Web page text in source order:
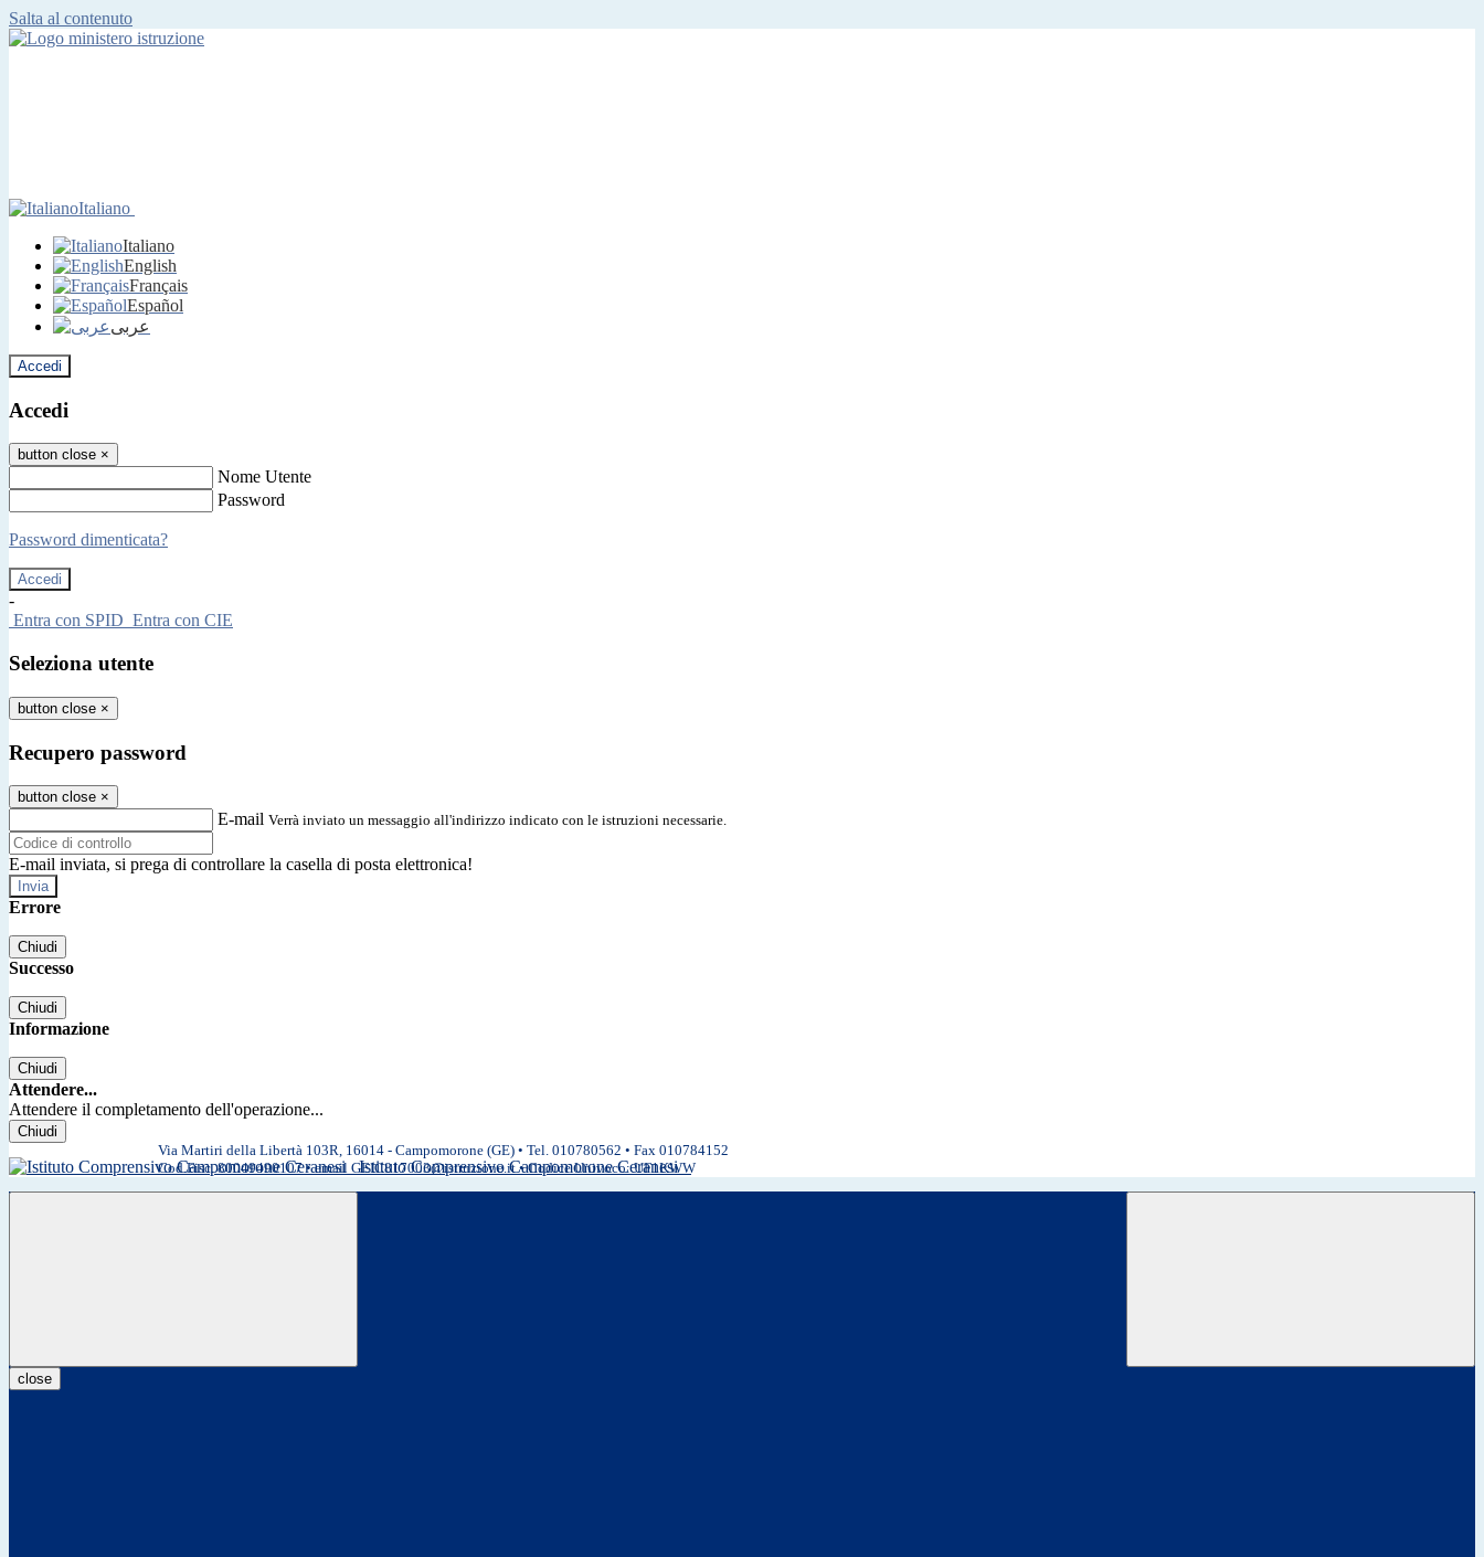
Salta al contenuto
Italiano
Italiano
English
Français
Español
عربى
Accedi
Accedi
button close ×
Nome Utente
Password
Password dimenticata?
-
Entra con SPID Entra con CIE
Seleziona utente
button close ×
Recupero password
button close ×
E-mail Verrà inviato un messaggio all'indirizzo indicato con le istruzioni necessarie.
E-mail inviata, si prega di controllare la casella di posta elettronica!
Errore
Chiudi
Successo
Chiudi
Informazione
Chiudi
Attendere...
Attendere il completamento dell'operazione...
Chiudi
Istituto Comprensivo Campomorone Ceranesi
Via Martiri della Libertà 103R, 16014 - Campomorone (GE) • Tel. 010780562 • Fax 010784152
Cod.Fisc. 80049490107 • email GEIC817003@istruzione.it • Codice Univoco: UF1KWW
close